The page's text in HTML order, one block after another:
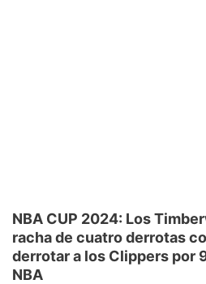
NBA CUP 2024: Los
racha de cuatro derrotas
derrotar a los Clippers por
NBA